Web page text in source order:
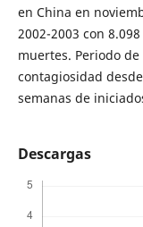
en China en
2002-2003 con
muertes. Periodo
contagiosidad
semanas de
Descargas